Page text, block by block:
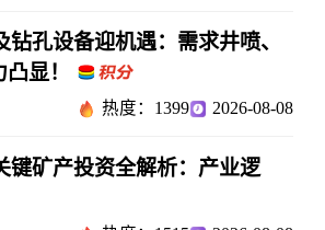
钻孔设备迎机遇：需求井喷、
显！
热度：1399 2026-08-08
键矿产投资全解析：产业逻